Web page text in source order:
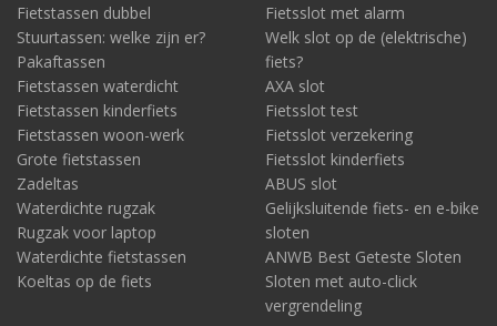
Fietstassen dubbel
Stuurtassen: welke zijn er?
Pakaftassen
Fietstassen waterdicht
Fietstassen kinderfiets
Fietstassen woon-werk
Grote fietstassen
Zadeltas
Waterdichte rugzak
Rugzak voor laptop
Waterdichte fietstassen
Koeltas op de fiets
Fietsslot met alarm
Welk slot op de (elektrische)
fiets?
AXA slot
Fietsslot test
Fietsslot verzekering
Fietsslot kinderfiets
ABUS slot
Gelijksluitende fiets- en e-bike
sloten
ANWB Best Geteste Sloten
Sloten met auto-click
vergrendeling